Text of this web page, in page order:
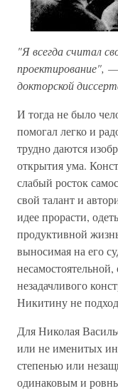
"Я всегда считал
проектирование",
докторской
И тогда не было
помогал легко и
трудно даются
открытия ума.
слабый росток
свой талант и
идее прорасти,
продуктивной
выносимая на его
незадачливого
Никитину не
Для Николая
или не именитых
степенью или
одинаковым и